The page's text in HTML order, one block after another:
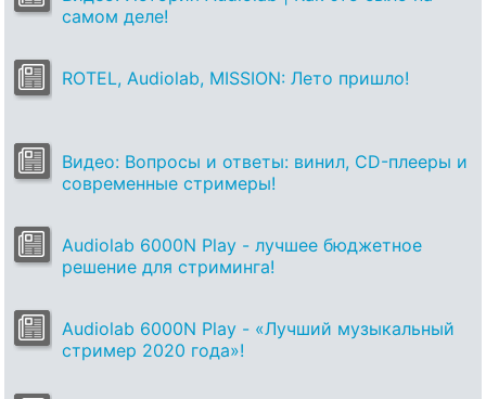
самом деле!
ROTEL, Audiolab, MISSION: Лето пришло!
Видео: Вопросы и ответы: винил, CD-плееры и
современные стримеры!
Audiolab 6000N Play - лучшее бюджетное
решение для стриминга!
Audiolab 6000N Play - «Лучший музыкальный
стример 2020 года»!